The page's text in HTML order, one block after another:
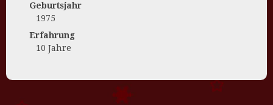
Geburtsjahr
1975
Erfahrung
10 Jahre